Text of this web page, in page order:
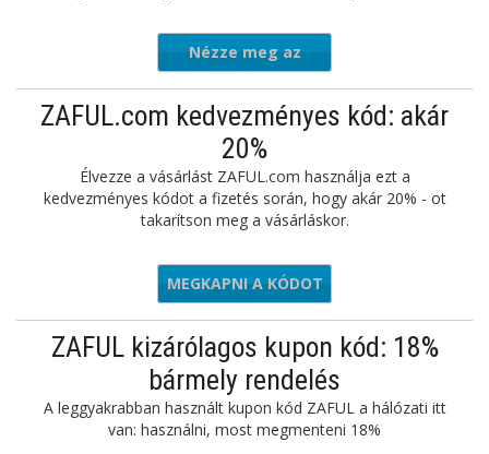
Nézze meg az
ajánlatot
ZAFUL.com kedvezményes kód: akár
20%
Élvezze a vásárlást ZAFUL.com használja ezt a
kedvezményes kódot a fizetés során, hogy akár 20% - ot
takarítson meg a vásárláskor.
22beth
MEGKAPNI A KÓDOT
ZAFUL kizárólagos kupon kód: 18%
bármely rendelés
A leggyakrabban használt kupon kód ZAFUL a hálózati itt
van: használni, most megmenteni 18%